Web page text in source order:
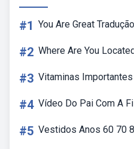
#1 You Are Great Tradução
#2 Where Are You
#3 Vitaminas
#4 Vídeo Do Pai Com A
#5 Vestidos Anos 60 70